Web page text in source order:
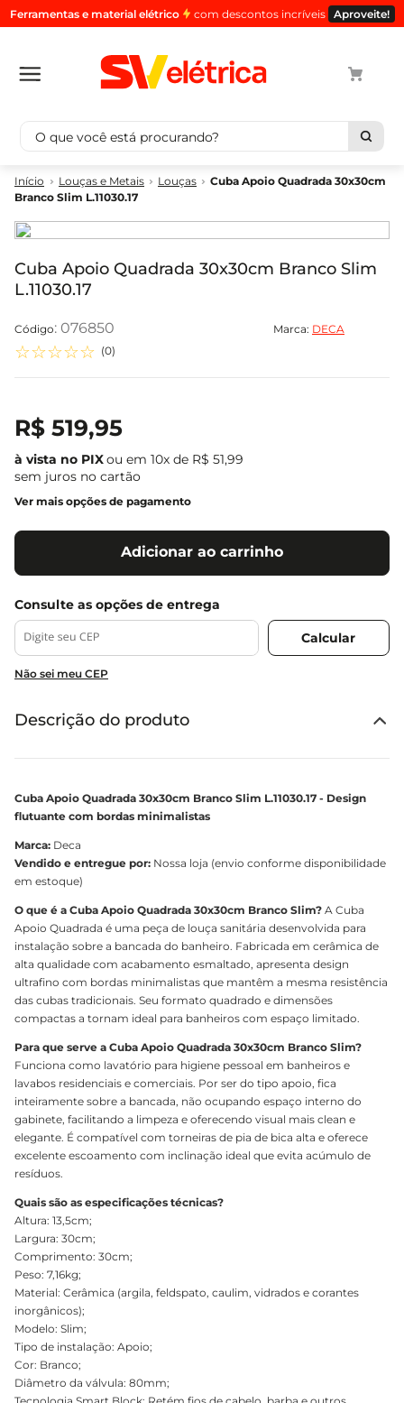
Ferramentas e material elétrico com descontos incríveis Aproveite!
O que você está procurando?
Louças e Metais Louças
Cuba Apoio Quadrada 30x30cm
Branco Slim L.11030.17
Cuba Apoio Quadrada 30x30cm Branco Slim
L.11030.17
: 076850 Marca: DECA
☆☆☆☆☆ (0)
R$ 519,95
ou em 10x de R$ 51,99
sem juros no cartão
Ver mais opções de pagamento
Adicionar ao carrinho
Não sei meu CEP
Descrição do produto
Cuba Apoio Quadrada 30x30cm Branco Slim L.11030.17 - Design
flutuante com bordas minimalistas
Marca: Deca
Vendido e entregue por: Nossa loja (envio conforme disponibilidade
em estoque)
O que é a Cuba Apoio Quadrada 30x30cm Branco Slim? A Cuba
Apoio Quadrada é uma peça de louça sanitária desenvolvida para
instalação sobre a bancada do banheiro. Fabricada em cerâmica de
alta qualidade com acabamento esmaltado, apresenta design
ultrafino com bordas minimalistas que mantêm a mesma resistência
das cubas tradicionais. Seu formato quadrado e dimensões
compactas a tornam ideal para banheiros com espaço limitado.
Para que serve a Cuba Apoio Quadrada 30x30cm Branco Slim?
Funciona como lavatório para higiene pessoal em banheiros e
lavabos residenciais e comerciais. Por ser do tipo apoio, fica
inteiramente sobre a bancada, não ocupando espaço interno do
gabinete, facilitando a limpeza e oferecendo visual mais clean e
elegante. É compatível com torneiras de pia de bica alta e oferece
excelente escoamento com inclinação ideal que evita acúmulo de
resíduos.
Quais são as especificações técnicas?
Altura: 13,5cm;
Largura: 30cm;
Comprimento: 30cm;
Peso: 7,16kg;
Material: Cerâmica (argila, feldspato, caulim, vidrados e corantes
inorgânicos);
Modelo: Slim;
Tipo de instalação: Apoio;
Cor: Branco;
Diâmetro da válvula: 80mm;
Termos mais buscados
2º
luminaria
3º
tomada
4º
cabo pp
4